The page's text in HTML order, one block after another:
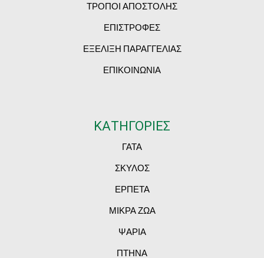
ΤΡΟΠΟΙ ΑΠΟΣΤΟΛΗΣ
ΕΠΙΣΤΡΟΦΕΣ
ΕΞΕΛΙΞΗ ΠΑΡΑΓΓΕΛΙΑΣ
ΕΠΙΚΟΙΝΩΝΙΑ
ΚΑΤΗΓΟΡΙΕΣ
ΓΑΤΑ
ΣΚΥΛΟΣ
ΕΡΠΕΤΑ
ΜΙΚΡΑ ΖΩΑ
ΨΑΡΙΑ
ΠΤΗΝΑ